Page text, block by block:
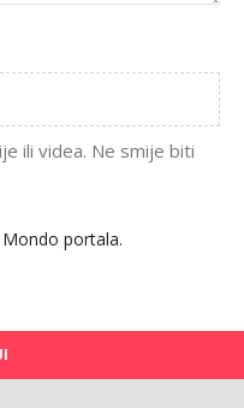
ili videa. Ne smije biti
Mondo portala.